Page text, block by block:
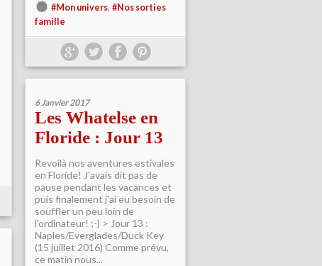
#Mon univers, #Nos sorties
famille
6 Janvier 2017
Les Whatelse en
Floride : Jour 13
Revoilà nos aventures estivales
en Floride! J'avais dit pas de
pause pendant les vacances et
puis finalement j'ai eu besoin de
souffler un peu loin de
l'ordinateur! ;-) > Jour 13 :
Naples/Everglades/Duck Key
(15 juillet 2016) Comme prévu,
ce matin nous...